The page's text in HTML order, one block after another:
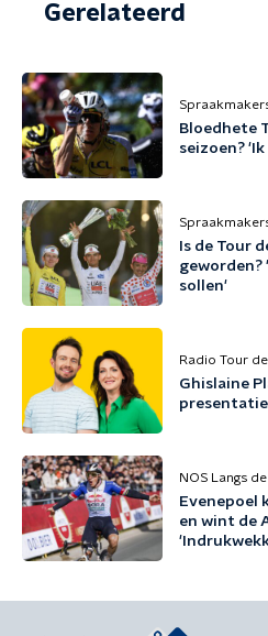
Gerelateerd
Bloedhete
seizoen?
Is de Tour
geworden?
sollen'
Radio Tour
Ghislaine
NOS Langs
Evenepoel
en wint de